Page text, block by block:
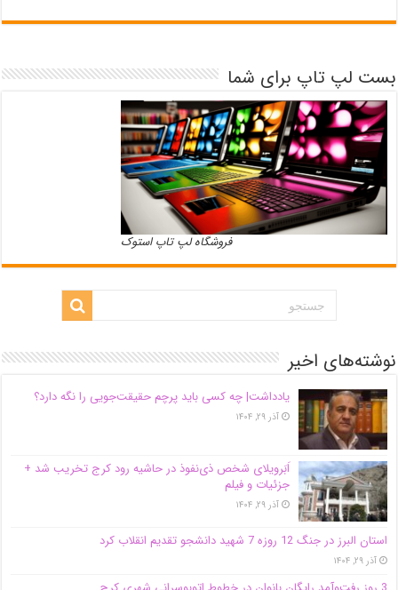
بست لپ تاپ برای شما
فروشگاه لپ تاپ استوک
نوشته‌های اخیر
یادداشت| ‌چه کسی باید پرچم حقیقت‌جویی را نگه دارد؟
آذر ۲۹, ۱۴۰۴
اَبَر‌ویلای شخص ذی‌نفوذ در حاشیه‌ رود کرج تخریب شد +
جزئیات و فیلم
آذر ۲۹, ۱۴۰۴
استان البرز در جنگ 12 روزه 7 شهید دانشجو تقدیم انقلاب کرد
آذر ۲۹, ۱۴۰۴